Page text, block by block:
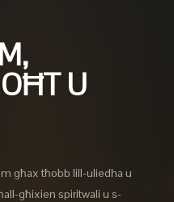
U
għax tħobb lill-uliedha u
għixien spiritwali u s-